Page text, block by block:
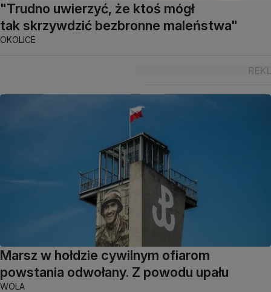
"Trudno uwierzyć, że ktoś mógł
tak skrzywdzić bezbronne maleństwa"
OKOLICE
Marsz w hołdzie cywilnym ofiarom
powstania odwołany. Z powodu upału
WOLA